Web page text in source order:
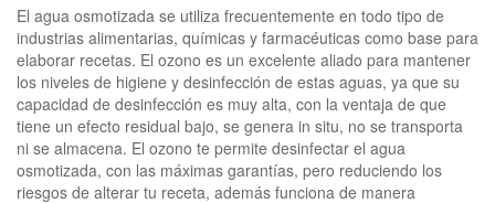
El agua osmotizada se utiliza frecuentemente en todo tipo de
industrias alimentarias, químicas y farmacéuticas como base para
elaborar recetas. El ozono es un excelente aliado para mantener
los niveles de higiene y desinfección de estas aguas, ya que su
capacidad de desinfección es muy alta, con la ventaja de que
tiene un efecto residual bajo, se genera in situ, no se transporta
ni se almacena. El ozono te permite desinfectar el agua
osmotizada, con las máximas garantías, pero reduciendo los
riesgos de alterar tu receta, además funciona de manera